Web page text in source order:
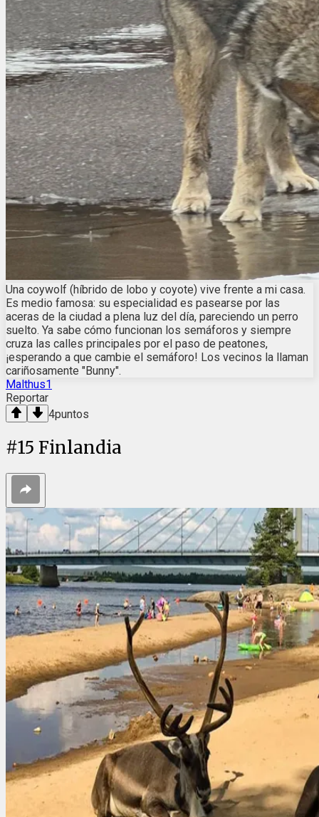
Una coywolf (híbrido de lobo y coyote) vive frente a mi casa.
Es medio famosa: su especialidad es pasearse por las
aceras de la ciudad a plena luz del día, pareciendo un perro
suelto. Ya sabe cómo funcionan los semáforos y siempre
cruza las calles principales por el paso de peatones,
¡esperando a que cambie el semáforo! Los vecinos la llaman
cariñosamente "Bunny".
Malthus1
Reportar
4puntos
#15 Finlandia